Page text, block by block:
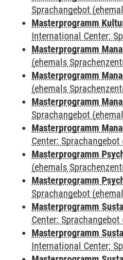
Sprachangebot
Masterprogramm
International Center:
Masterprogramm
(ehemals
Masterprogramm
(ehemals
Masterprogramm
Sprachangebot
Masterprogramm
Center:
Masterprogramm
(ehemals
Masterprogramm
Sprachangebot
Masterprogramm
Center:
Masterprogramm
International Center: